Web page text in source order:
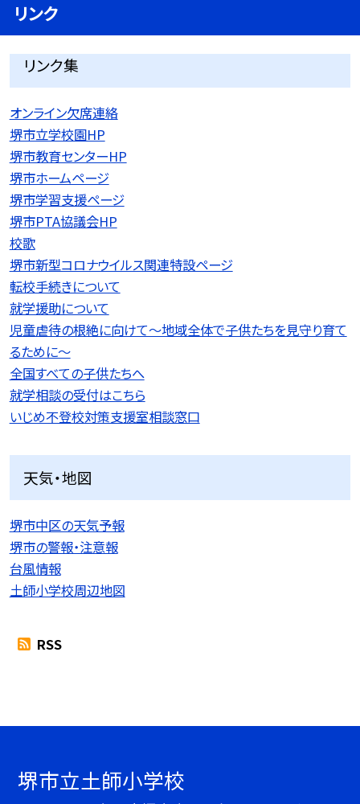
リンク
リンク集
オンライン欠席連絡
堺市立学校園HP
堺市教育センターHP
堺市ホームページ
堺市学習支援ページ
堺市PTA協議会HP
校歌
堺市新型コロナウイルス関連特設ページ
転校手続きについて
就学援助について
児童虐待の根絶に向けて〜地域全体で子供たちを見守り育て
るために〜
全国すべての子供たちへ
就学相談の受付はこちら
いじめ不登校対策支援室相談窓口
天気・地図
堺市中区の天気予報
堺市の警報・注意報
台風情報
土師小学校周辺地図
RSS
堺市立土師小学校